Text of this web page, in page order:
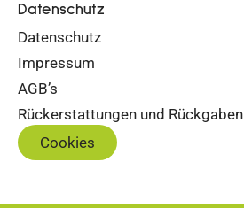
Datenschutz
Datenschutz
Impressum
AGB’s
Rückerstattungen und Rückgaben
Cookies